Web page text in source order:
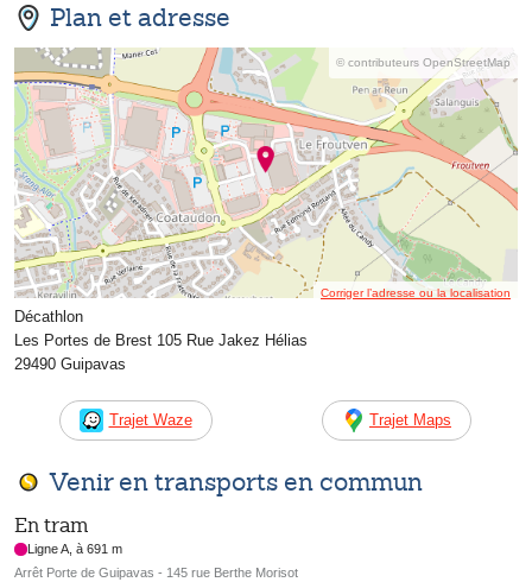
Plan et adresse
© contributeurs OpenStreetMap
Corriger l’adresse ou la localisation
Décathlon
Les Portes de Brest 105 Rue Jakez Hélias
29490 Guipavas
Trajet Waze Trajet Maps
Venir en transports en commun
En tram
Ligne A, à 691 m
Arrêt Porte de Guipavas - 145 rue Berthe Morisot